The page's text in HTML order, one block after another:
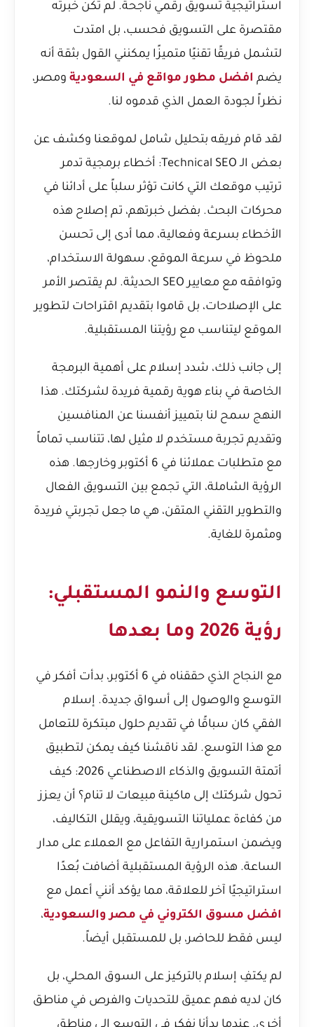
استراتيجية تسويق رقمي ناجحة. لم تكن خبرته
مقتصرة على التسويق فحسب، بل امتدت
لتشمل فريقًا تقنيًا متميزًا يمكنني القول بثقة أنه
يضم افضل مطور مواقع في السعودية ومصر،
نظراً لجودة العمل الذي قدموه لنا.
لقد قام فريقه بتحليل شامل لموقعنا وكشف عن
بعض
الـ Technical SEO: أخطاء برمجية تدمر
ترتيب موقعك التي كانت تؤثر سلباً على أدائنا في
محركات البحث. بفضل خبرتهم، تم إصلاح هذه
الأخطاء بسرعة وفعالية، مما أدى إلى تحسن
ملحوظ في سرعة الموقع، سهولة الاستخدام،
وتوافقه مع معايير SEO الحديثة. لم يقتصر الأمر
على الإصلاحات، بل قاموا بتقديم اقتراحات لتطوير
الموقع ليتناسب مع رؤيتنا المستقبلية.
إلى جانب ذلك، شدد إسلام على أهمية البرمجة
الخاصة في بناء هوية رقمية فريدة لشركتك. هذا
النهج سمح لنا بتمييز أنفسنا عن المنافسين
وتقديم تجربة مستخدم لا مثيل لها، تتناسب تماماً
مع متطلبات عملائنا في 6 أكتوبر وخارجها. هذه
الرؤية الشاملة، التي تجمع بين التسويق الفعال
والتطوير التقني المتقن، هي ما جعل تجربتي فريدة
ومثمرة للغاية.
التوسع والنمو المستقبلي:
رؤية 2026 وما بعدها
مع النجاح الذي حققناه في 6 أكتوبر، بدأت أفكر في
التوسع والوصول إلى أسواق جديدة. إسلام
الفقي كان سباقًا في تقديم حلول مبتكرة للتعامل
مع هذا التوسع. لقد ناقشنا كيف يمكن لتطبيق
أتمتة التسويق والذكاء الاصطناعي 2026: كيف
تحول شركتك إلى ماكينة مبيعات لا تنام؟ أن يعزز
من كفاءة عملياتنا التسويقية، ويقلل التكاليف،
ويضمن استمرارية التفاعل مع العملاء على مدار
الساعة. هذه الرؤية المستقبلية أضافت بُعدًا
استراتيجيًا آخر للعلاقة، مما يؤكد أنني أعمل مع
افضل مسوق الكتروني في مصر والسعودية،
ليس فقط للحاضر، بل للمستقبل أيضاً.
لم يكتفِ إسلام بالتركيز على السوق المحلي، بل
كان لديه فهم عميق للتحديات والفرص في مناطق